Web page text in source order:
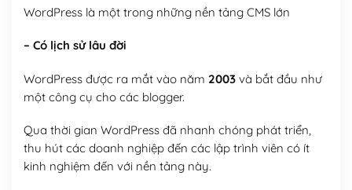
WordPress là một trong những nền tảng CMS lớn
– Có lịch sử lâu đời
WordPress được ra mắt vào năm 2003và bắt đầu như
một công cụ cho các blogger.
Qua thời gian WordPress đã nhanh chóng phát triển,
thu hút các doanh nghiệp đến các lập trình viên có ít
kinh nghiệm đến với nền tảng này.